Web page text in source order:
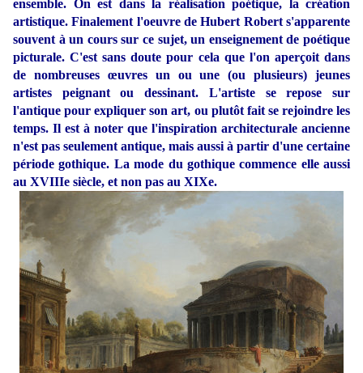
ensemble. On est dans la réalisation poétique, la création
artistique. Finalement l'oeuvre de Hubert Robert s'apparente
souvent à un cours sur ce sujet, un enseignement de poétique
picturale. C'est sans doute pour cela que l'on aperçoit dans
de nombreuses œuvres un ou une (ou plusieurs) jeunes
artistes peignant ou dessinant. L'artiste se repose sur
l'antique pour expliquer son art, ou plutôt fait se rejoindre les
temps. Il est à noter que l'inspiration architecturale ancienne
n'est pas seulement antique, mais aussi à partir d'une certaine
période gothique. La mode du gothique commence elle aussi
au XVIIIe siècle, et non pas au XIXe.